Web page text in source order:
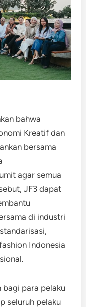
bahwa
Kreatif dan
bersama
agar semua
JF3 dapat
di industri
Indonesia
bagi para pelaku
seluruh pelaku